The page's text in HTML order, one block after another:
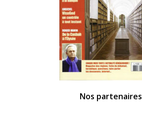
Nos partenaires